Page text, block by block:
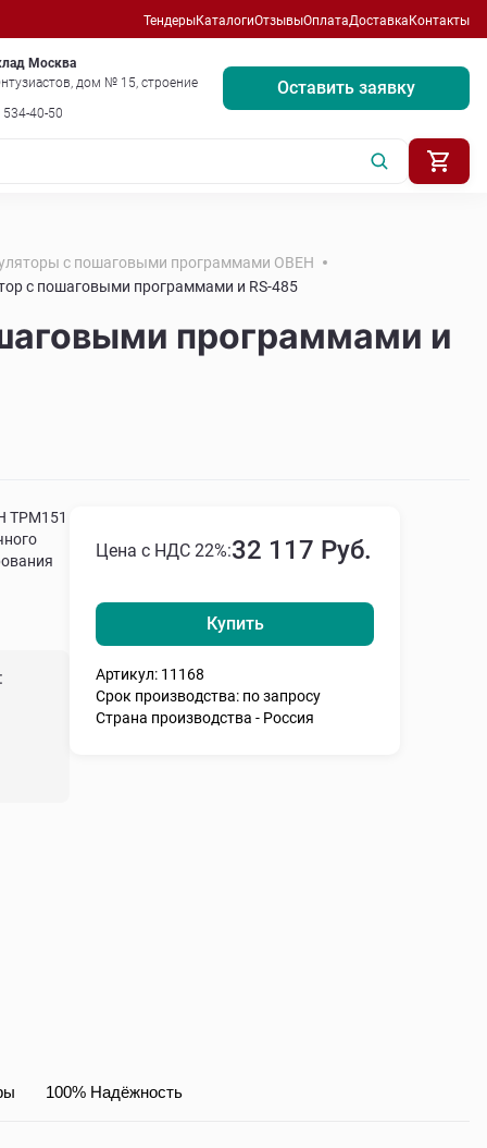
ТендерыКаталогиОтзывыОплатаДоставка Контакты
Москва
дом № 15, строение
40-50
Оставить заявку
с пошаговыми программами ОВЕН
с пошаговыми программами и RS-485
программами и
ТРМ151
Цена с НДС 22%:32 117 Руб.
Купить
Артикул: 11168
Срок производства: по запросу
Страна производства - Россия
100% Надёжность